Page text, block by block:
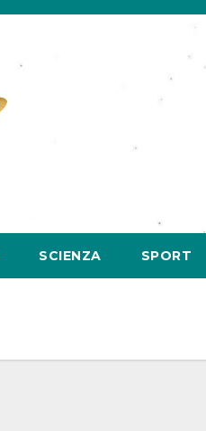
SCIENZA SPORT